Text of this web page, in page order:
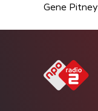
Gene Pitney